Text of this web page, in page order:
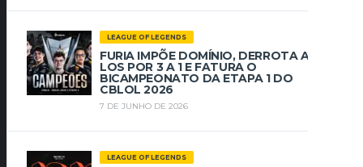
LEAGUE OF LEGENDS
FURIA IMPÕE DOMÍNIO, DERROTA A
LOS POR 3 A 1 E FATURA O
BICAMPEONATO DA ETAPA 1 DO
CBLOL 2026
7 DE JUNHO DE 2026
LEAGUE OF LEGENDS